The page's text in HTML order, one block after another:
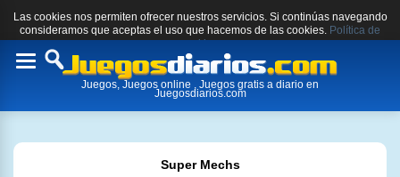
Las cookies nos permiten ofrecer nuestros servicios. Si continúas navegando
consideramos que aceptas el uso que hacemos de las cookies. Política de
cookies.
Toggle
Juegos, Juegos online , Juegos gratis a diario en
Juegosdiarios.com
Super Mechs